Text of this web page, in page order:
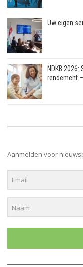
Uw eigen
NDKB
rendement
Aanmelden voor